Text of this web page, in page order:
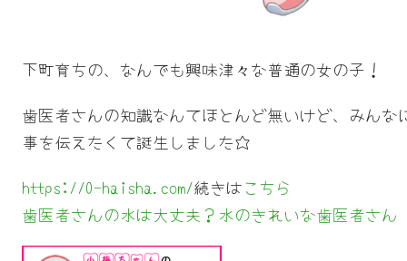
下町育ちの、なんでも興味津々な普通の女の子！
歯医者さんの知識なんてほとんど無いけど、みんな
事を伝えたくて誕生しました☆
https://0-haisha.com/続きはこちら
歯医者さんの水は大丈夫？水のきれいな歯医者さん